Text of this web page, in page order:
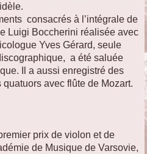
consacrés à l’intégrale de
Luigi Boccherini réalisée avec
Yves Gérard, seule
a été saluée
Il a aussi enregistré des
avec flûte de Mozart.
prix de violon et de
de Musique de Varsovie,